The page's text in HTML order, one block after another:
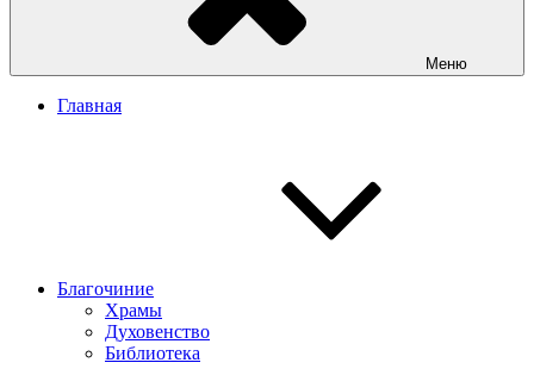
Меню
Главная
Благочиние
Храмы
Духовенство
Библиотека